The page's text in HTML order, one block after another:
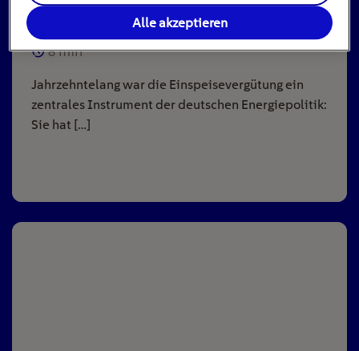
Anlagen
8min
Jahrzehntelang war die Einspeisevergütung ein
zentrales Instrument der deutschen Energiepolitik:
Sie hat […]
Alle akzeptieren